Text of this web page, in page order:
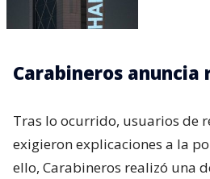
Carabineros anuncia
Tras lo ocurrido, usuarios de
exigieron explicaciones a la
ello, Carabineros realizó una